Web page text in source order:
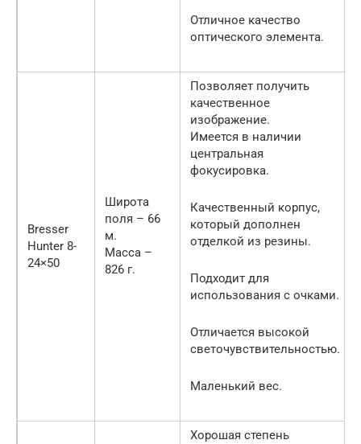
Отличное качество
оптического элемента.
Bresser
Hunter 8-
24×50
Широта
поля – 66
м.
Масса –
826 г.
Позволяет получить
качественное
изображение.
Имеется в наличии
центральная
фокусировка.
Качественный корпус,
который дополнен
отделкой из резины.
Подходит для
использования с очками.
Отличается высокой
светочувствительностью.
Маленький вес.
Хорошая степень